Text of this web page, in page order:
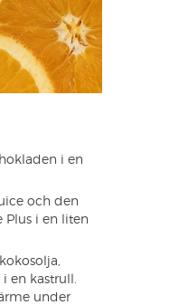
i en
och den
Plus i en liten
en kastrull.
under